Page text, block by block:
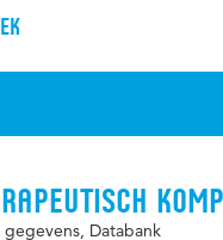
gegevens, Databank